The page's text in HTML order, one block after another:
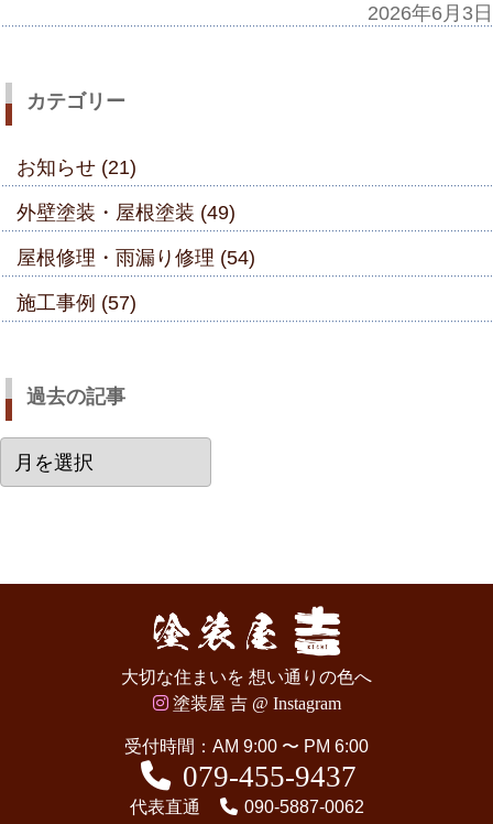
2026年6月3日
カテゴリー
お知らせ (21)
外壁塗装・屋根塗装 (49)
屋根修理・雨漏り修理 (54)
施工事例 (57)
過去の記事
去
大切な住まいを 想い通りの色へ
塗装屋 吉 @ Instagram
受付時間：AM 9:00 〜 PM 6:00
079-455-9437
代表直通 090-5887-0062